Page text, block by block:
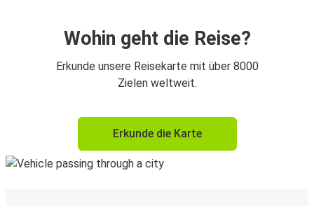
Wohin geht die Reise?
Erkunde unsere Reisekarte mit über 8000
Zielen weltweit.
Erkunde die Karte